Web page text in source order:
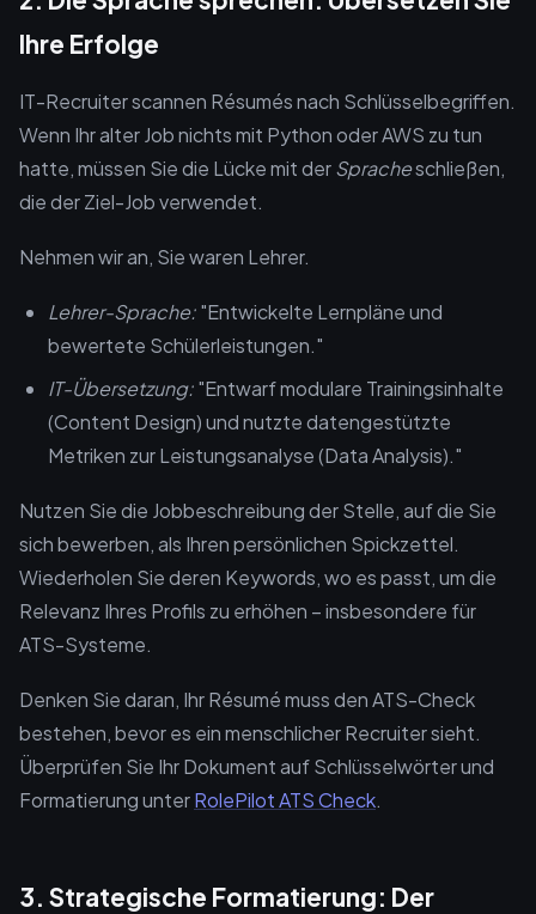
Ihre Erfolge
IT-Recruiter scannen Résumés nach Schlüsselbegriffen.
Wenn Ihr alter Job nichts mit Python oder AWS zu tun
hatte, müssen Sie die Lücke mit derSpracheschließen,
die der Ziel-Job verwendet.
Nehmen wir an, Sie waren Lehrer.
Lehrer-Sprache:"Entwickelte Lernpläne und
bewertete Schülerleistungen."
IT-Übersetzung:"Entwarf modulare Trainingsinhalte
(Content Design) und nutzte datengestützte
Metriken zur Leistungsanalyse (Data Analysis)."
Nutzen Sie die Jobbeschreibung der Stelle, auf die Sie
sich bewerben, als Ihren persönlichen Spickzettel.
Wiederholen Sie deren Keywords, wo es passt, um die
Relevanz Ihres Profils zu erhöhen – insbesondere für
ATS-Systeme.
Denken Sie daran, Ihr Résumé muss den ATS-Check
bestehen, bevor es ein menschlicher Recruiter sieht.
Überprüfen Sie Ihr Dokument auf Schlüsselwörter und
Formatierung unterRolePilot ATS Check.
3. Strategische Formatierung: Der